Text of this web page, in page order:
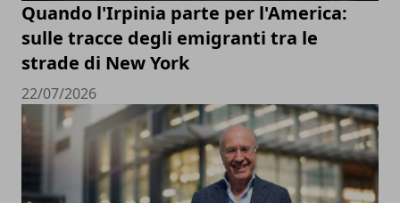
Quando l'Irpinia parte per l'America:
sulle tracce degli emigranti tra le
strade di New York
22/07/2026